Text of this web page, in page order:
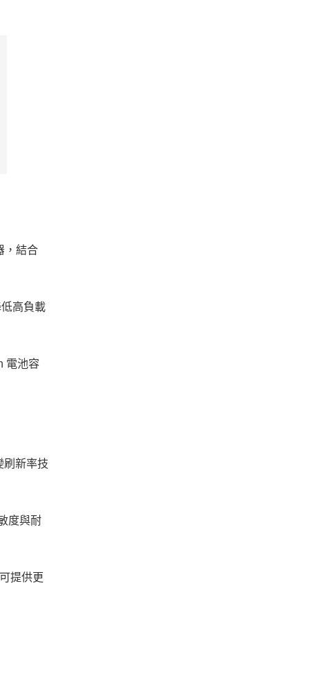
，結合
高負載
電池容
刷新率技
度與耐
提供更